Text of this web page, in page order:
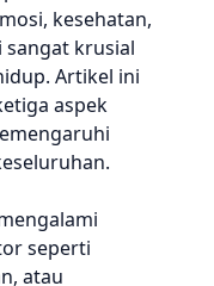
kesehatan,
sangat krusial
Artikel ini
aspek
seperti
atau